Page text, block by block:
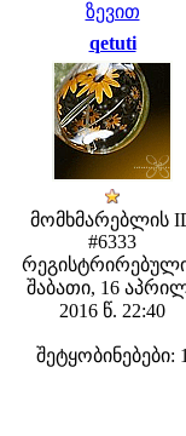
ზევით
qetuti
მომხმარებლის
#6333
შაბათი, 16
2016 წ. 22:40
შეტყობინებები: